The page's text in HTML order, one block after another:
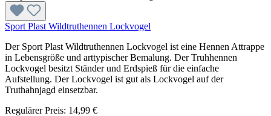
Sport Plast Wildtruthennen Lockvogel
Der Sport Plast Wildtruthennen Lockvogel ist eine Hennen Attrappe
in Lebensgröße und arttypischer Bemalung. Der Truhhennen
Lockvogel besitzt Ständer und Erdspieß für die einfache
Aufstellung. Der Lockvogel ist gut als Lockvogel auf der
Truthahnjagd einsetzbar.
Regulärer Preis: 14,99 €